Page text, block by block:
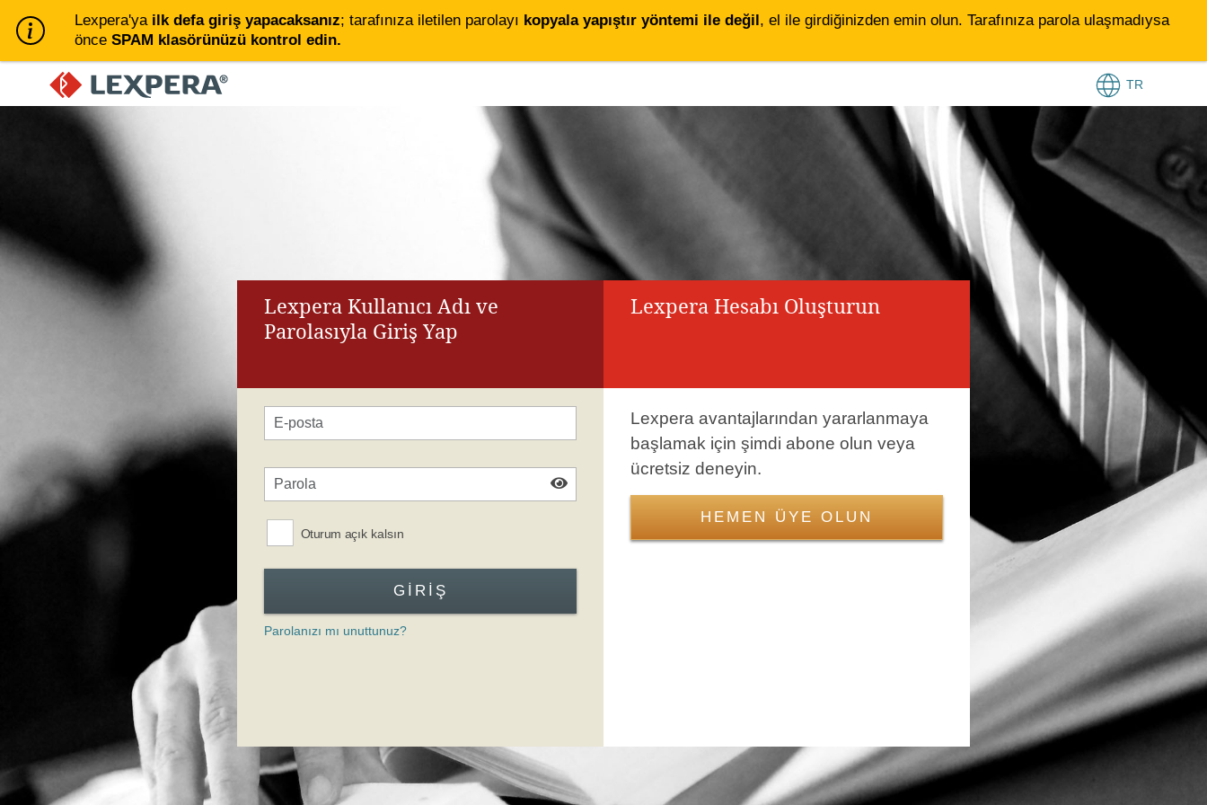
Lexpera'ya ilk defa giriş yapacaksanız; tarafınıza iletilen parolayı kopyala yapıştır yöntemi ile değil, el ile girdiğinizden emin olun. Tarafınıza parola ulaşmadıysa
önce SPAM klasörünüzü kontrol edin.
TR
Giriş Formuna Atla
Lexpera Kullanıcı Adı ve
Parolasıyla Giriş Yap
Oturum açık kalsın
GIRIŞ
Parolanızı mı unuttunuz?
Lexpera Hesabı Oluşturun
Lexpera avantajlarından yararlanmaya
başlamak için şimdi abone olun veya
ücretsiz deneyin.
HEMEN ÜYE OLUN